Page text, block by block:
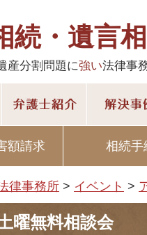
続・遺言
産分割問題に強い法律事
額請求 相続手
律事務所 > イベント >
曜無料相談会